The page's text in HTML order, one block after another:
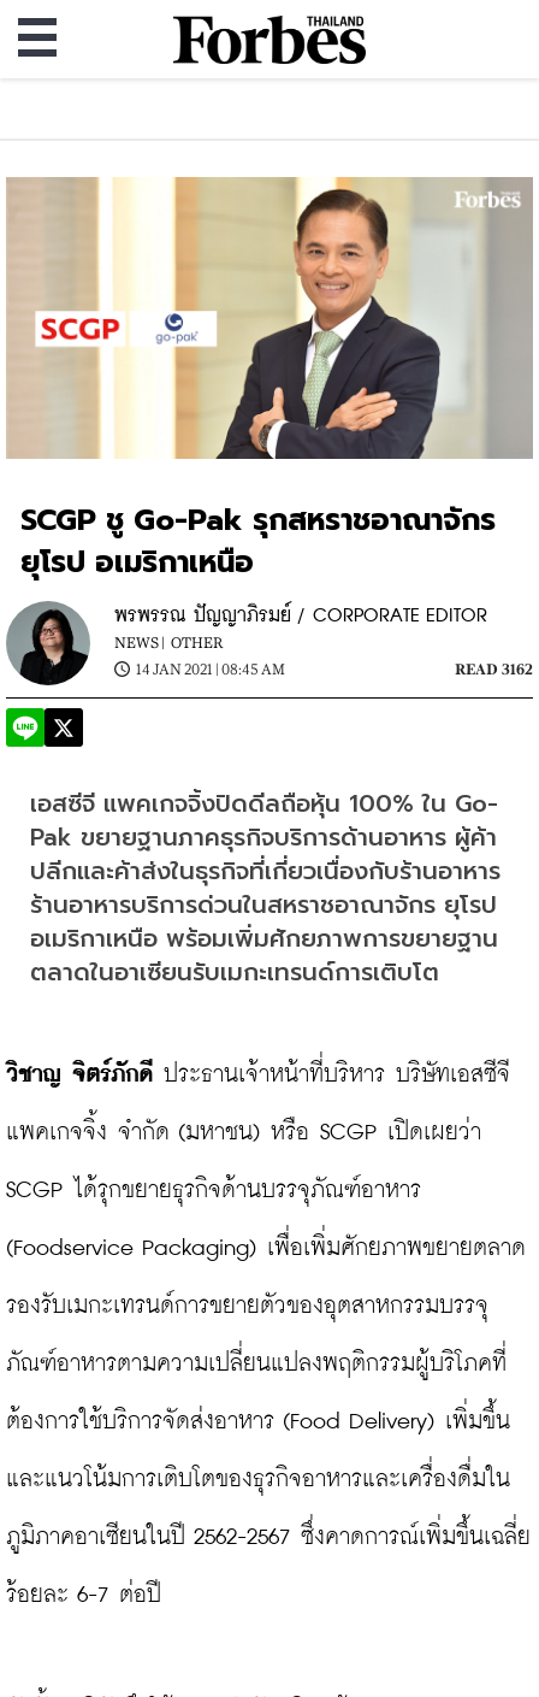
SCGP ชู Go-Pak รุกสหราชอาณาจักร
ยุโรป อเมริกาเหนือ
พรพรรณ ปัญญาภิรมย์ / CORPORATE EDITOR
NEWS | OTHER
14 JAN 2021 | 08:45 AM
READ 3162
เอสซีจี แพคเกจจิ้งปิดดีลถือหุ้น 100% ใน Go-
Pak ขยายฐานภาคธุรกิจบริการด้านอาหาร ผู้ค้า
ปลีกและค้าส่งในธุรกิจที่เกี่ยวเนื่องกับร้านอาหาร
ร้านอาหารบริการด่วนในสหราชอาณาจักร ยุโรป
อเมริกาเหนือ พร้อมเพิ่มศักยภาพการขยายฐาน
ตลาดในอาเซียนรับเมกะเทรนด์การเติบโต
วิชาญ จิตร์ภักดี ประธานเจ้าหน้าที่บริหาร บริษัทเอสซีจี
แพคเกจจิ้ง จำกัด (มหาชน) หรือ SCGP เปิดเผยว่า
SCGP ได้รุกขยายธุรกิจด้านบรรจุภัณฑ์อาหาร
(Foodservice Packaging) เพื่อเพิ่มศักยภาพขยายตลาด
รองรับเมกะเทรนด์การขยายตัวของอุตสาหกรรมบรรจุ
ภัณฑ์อาหารตามความเปลี่ยนแปลงพฤติกรรมผู้บริโภคที่
ต้องการใช้บริการจัดส่งอาหาร (Food Delivery) เพิ่มขึ้น
และแนวโน้มการเติบโตของธุรกิจอาหารและเครื่องดื่มใน
ภูมิภาคอาเซียนในปี 2562-2567 ซึ่งคาดการณ์เพิ่มขึ้นเฉลี่ย
ร้อยละ 6-7 ต่อปี